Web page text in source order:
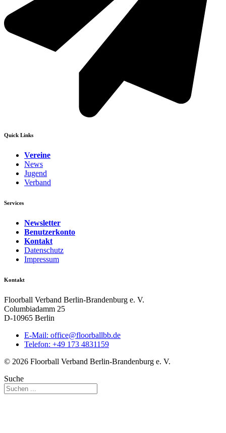
Quick Links
Vereine
News
Jugend
Verband
Services
Newsletter
Benutzerkonto
Kontakt
Datenschutz
Impressum
Kontakt
Floorball Verband Berlin-Brandenburg e. V.
Columbiadamm 25
D-10965 Berlin
E-Mail: ed.bbllabroolf@eciffo
Telefon: +49 173 4831159
© 2026 Floorball Verband Berlin-Brandenburg e. V.
Suche